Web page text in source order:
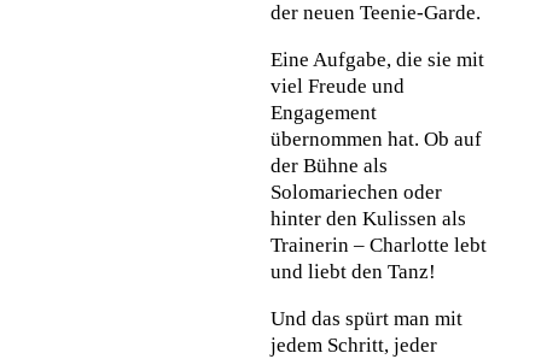
der neuen Teenie-Garde.
Eine Aufgabe, die sie mit
viel Freude und
Engagement
übernommen hat. Ob auf
der Bühne als
Solomariechen oder
hinter den Kulissen als
Trainerin – Charlotte lebt
und liebt den Tanz!
Und das spürt man mit
jedem Schritt, jeder